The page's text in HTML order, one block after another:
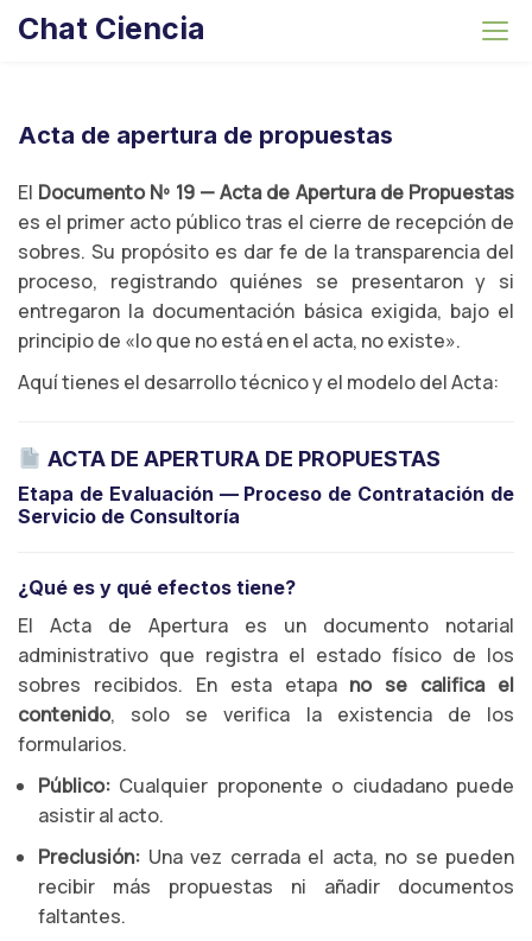
Chat Ciencia
Acta de apertura de propuestas
El Documento Nº 19 — Acta de Apertura de Propuestas
es el primer acto público tras el cierre de recepción de
sobres. Su propósito es dar fe de la transparencia del
proceso, registrando quiénes se presentaron y si
entregaron la documentación básica exigida, bajo el
principio de «lo que no está en el acta, no existe».
Aquí tienes el desarrollo técnico y el modelo del Acta:
ACTA DE APERTURA DE PROPUESTAS
Etapa de Evaluación — Proceso de Contratación de
Servicio de Consultoría
¿Qué es y qué efectos tiene?
El Acta de Apertura es un documento notarial
administrativo que registra el estado físico de los
sobres recibidos. En esta etapa no se califica el
contenido, solo se verifica la existencia de los
formularios.
Público: Cualquier proponente o ciudadano puede
asistir al acto.
Preclusión: Una vez cerrada el acta, no se pueden
recibir más propuestas ni añadir documentos
faltantes.